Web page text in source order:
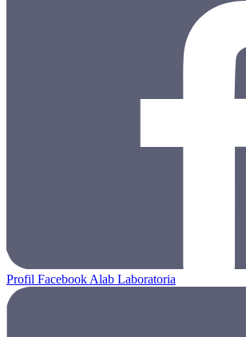
Profil Facebook Alab Laboratoria